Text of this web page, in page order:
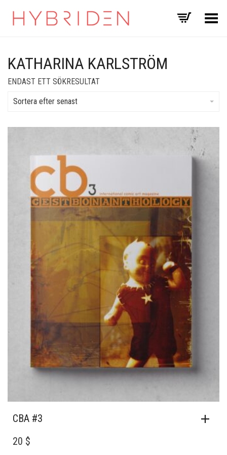
Toggle Menu
KATHARINA KARLSTRÖM
ENDAST ETT SÖKRESULTAT
Sortera efter senast
CBA #3
20 $